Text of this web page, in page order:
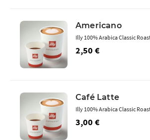
Americano
2,50 €
Illy 100% Arabica Classic
Café Latte
3,00 €
Illy 100% Arabica Classic